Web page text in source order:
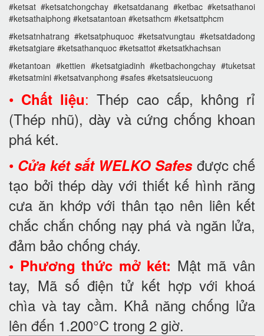
#ketsat #ketsatchongchay #ketsatdanang #ketbac #ketsathanoi
#ketsathaiphong #ketsatantoan #ketsathcm #ketsattphcm
#ketsatnhatrang #ketsatphuquoc #ketsatvungtau #ketsatdadong
#ketsatgiare #ketsathanquoc #ketsattot #ketsatkhachsan
#ketantoan #kettien #ketsatgiadinh #ketbachongchay #tuketsat
#ketsatmini #ketsatvanphong #safes #ketsatsieucuong
• Chất liệu: Thép cao cấp, không rỉ
(Thép nhũ), dày và cứng chống khoan
phá két.
• Cửa két sắt WELKO Safesđược chế
tạo bởi thép dày với thiết kế hình răng
cưa ăn khớp với thân tạo nên liên kết
chắc chắn chống nạy phá và ngăn lửa,
đảm bảo chống cháy.
• Phương thức mở két: Mật mã vân
tay, Mã số điện tử kết hợp với khoá
chìa và tay cầm. Khả năng chống lửa
lên đến 1.200°C trong 2 giờ.